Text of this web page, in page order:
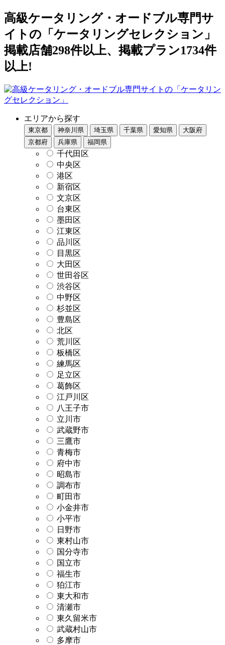
高級ケータリング・オードブル専門サ
イトの「ケータリングセレクション」
掲載店舗298件以上、掲載プラン1734件
以上!
エリアから探す
東京都 神奈川県 埼玉県 千葉県 愛知県
大阪府
京都府
兵庫県 福岡県
千代田区
中央区
港区
新宿区
文京区
台東区
墨田区
江東区
品川区
目黒区
大田区
世田谷区
渋谷区
中野区
杉並区
豊島区
北区
荒川区
板橋区
練馬区
足立区
葛飾区
江戸川区
八王子市
立川市
武蔵野市
三鷹市
青梅市
府中市
昭島市
調布市
町田市
小金井市
小平市
日野市
東村山市
国分寺市
国立市
福生市
狛江市
東大和市
清瀬市
東久留米市
武蔵村山市
多摩市